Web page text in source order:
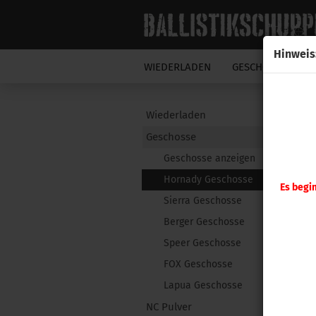
Es
WIEDERLADEN GESCHOSSE
Wiederladen
Geschosse
Geschosse anzeigen
Hornady Geschosse
Sierra Geschosse
Berger Geschosse
Speer Geschosse
FOX Geschosse
Lapua Geschosse
NC Pulver